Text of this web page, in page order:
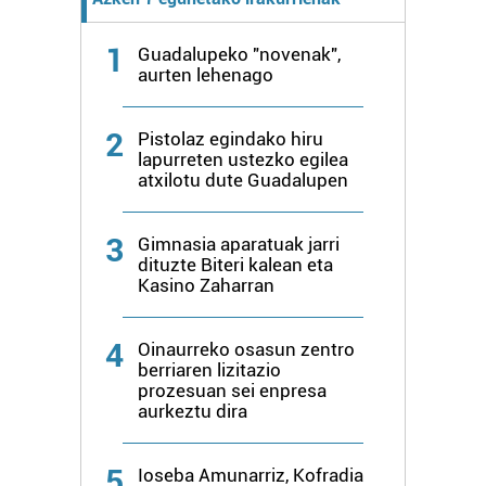
fitxategiak erabiltzen ditu. Zure esperientzia eta
zerbitzuak hobetzeko asmoz, cookie teknologiaz
baliatzen gara. Ohar hau onartuz gero, teknologia hori
erabiltzeko baimen esplizitua ematen diguzu.
1
Guadalupeko "novenak",
aurten lehenago
2
Pistolaz egindako hiru
lapurreten ustezko egilea
atxilotu dute Guadalupen
3
Gimnasia aparatuak jarri
dituzte Biteri kalean eta
Kasino Zaharran
4
Oinaurreko osasun zentro
berriaren lizitazio
prozesuan sei enpresa
aurkeztu dira
Ioseba Amunarriz, Kofradia